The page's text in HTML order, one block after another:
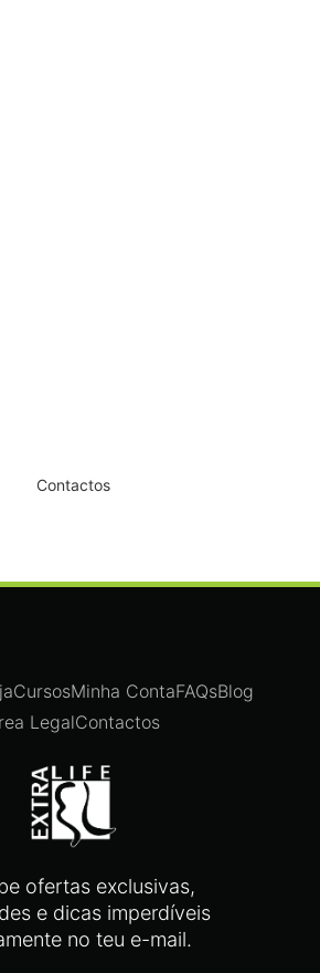
Contactos
ofertas exclusivas,
e dicas imperdíveis
no teu e-mail.
CursosMinha ContaFAQsBlog
LegalContactos